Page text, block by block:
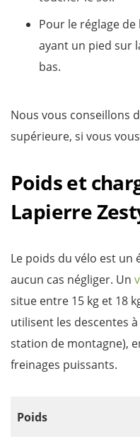
Pour le réglage
ayant un pied sur
bas.
Nous vous conseillons
supérieure, si vous
Poids et
Lapierre
Le poids du vélo est un
aucun cas négliger. Un
situe entre 15 kg et 18
utilisent les descentes
station de montagne),
freinages puissants.
Poids